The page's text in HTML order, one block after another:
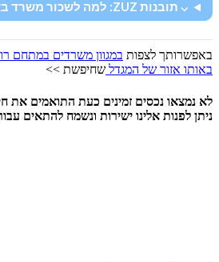
⌵ תובנות ZUZ: למה לשכור משרד באזור
באפשרותך לצפות במגוון משרדים במתחם
באותו אזור של המגדל שחיפשת >>
לא נמצאו נכסים זמינים כעת התואמים את
ניתן לפנות אלינו ישירות ונשמח להתאים